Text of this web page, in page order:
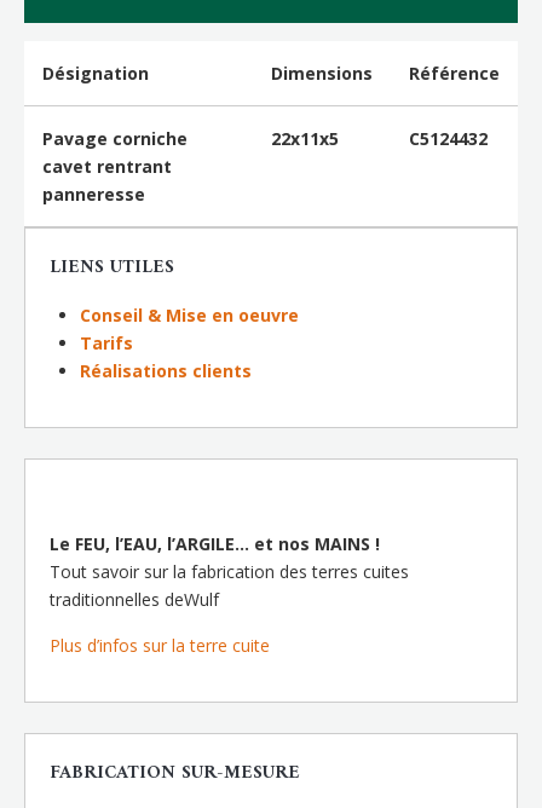
Désignation Dimensions Référence
Pavage corniche
cavet rentrant
panneresse
22x11x5 C5124432
LIENS UTILES
Conseil & Mise en oeuvre
Tarifs
Réalisations clients
Le FEU, l’EAU, l’ARGILE… et nos MAINS !
Tout savoir sur la fabrication des terres cuites
traditionnelles deWulf
Plus d’infos sur la terre cuite
FABRICATION SUR-MESURE